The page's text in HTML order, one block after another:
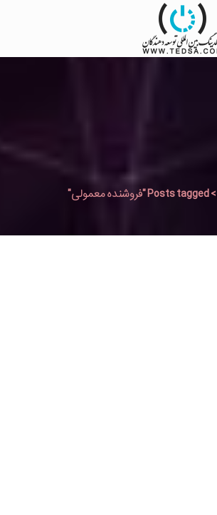
>Posts tagged "فروشنده معمولی"